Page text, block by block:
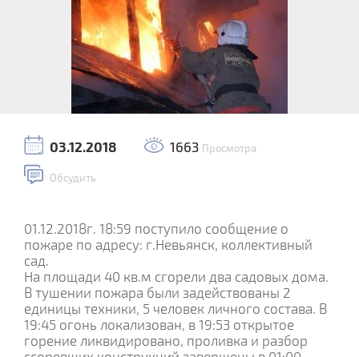
03.12.2018 1663 Просмотра
Обсудить
01.12.2018г. 18:59 поступило сообщение о
пожаре по адресу: г.Невьянск, коллективный
сад.
На площади 40 кв.м сгорели два садовых дома.
В тушении пожара были задействованы 2
единицы техники, 5 человек личного состава. В
19:45 огонь локализован, в 19:53 открытое
горение ликвидировано, проливка и разбор